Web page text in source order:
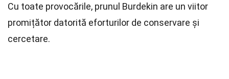
Cu toate provocările, prunul Burdekin are un viitor
promițător datorită eforturilor de conservare și
cercetare.